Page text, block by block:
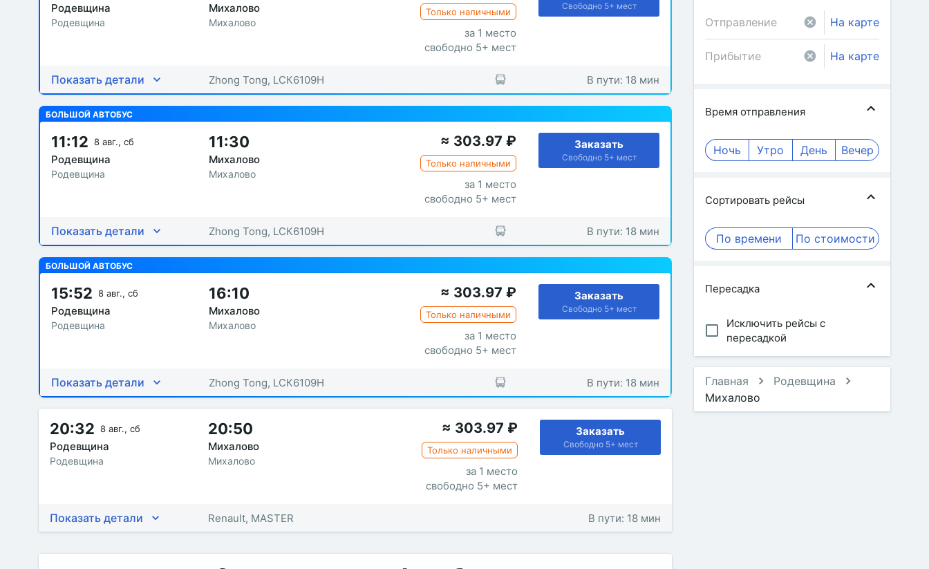
Родевщина
Родевщина
Михалово
Михалово
Только наличными
за 1 место
свободно 5+ мест
Свободно 5+ мест
Показать детали Zhong Tong, LСК6109H В пути: 18 мин
БОЛЬШОЙ АВТОБУС
11:12 8 авг., сб
Родевщина
Родевщина
11:30
Михалово
Михалово
≈ 303.97 ₽
Только наличными
за 1 место
свободно 5+ мест
Заказать
Свободно 5+ мест
Показать детали Zhong Tong, LСК6109H В пути: 18 мин
БОЛЬШОЙ АВТОБУС
15:52 8 авг., сб
Родевщина
Родевщина
16:10
Михалово
Михалово
≈ 303.97 ₽
Только наличными
за 1 место
свободно 5+ мест
Заказать
Свободно 5+ мест
Показать детали Zhong Tong, LСК6109H В пути: 18 мин
20:32 8 авг., сб
Родевщина
Родевщина
20:50
Михалово
Михалово
≈ 303.97 ₽
Только наличными
за 1 место
свободно 5+ мест
Заказать
Свободно 5+ мест
Показать детали Renault, MASTER В пути: 18 мин
На карте
На карте
Время отправления
Ночь Утро День Вечер
Сортировать рейсы
По времени По стоимости
Пересадка
Исключить рейсы с
пересадкой
Главная
Родевщина
Михалово